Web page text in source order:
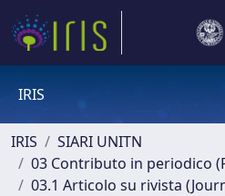
IRIS
IRIS
SIARI UNITN
03 Contributo in periodico
03.1 Articolo su rivista